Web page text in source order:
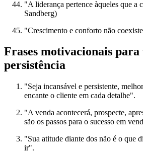
"A liderança pertence àqueles que a
Sandberg)
"Crescimento e conforto não
Frases motivacionais para
persistência
"Seja incansável e persistente,
encante o cliente em cada detalhe".
"A venda acontecerá, prospecte,
são os passos para o sucesso em
"Sua atitude diante dos não é o que
ir".